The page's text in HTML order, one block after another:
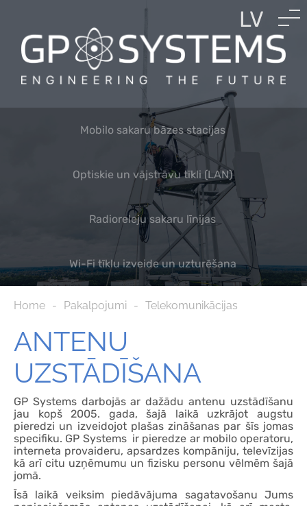
Mobilo sakaru bāzes stacijas
Optiskie un vājstrāvu tīkli (LAN)
Radioreleju sakaru līnijas
Wi-Fi tīklu izveide un uzturēšana
Home Pakalpojumi Telekomunikācijas
ANTENU
UZSTĀDĪŠANA
GP Systems darbojās ar dažādu antenu uzstādīšanu
jau kopš 2005. gada, šajā laikā uzkrājot augstu
pieredzi un izveidojot plašas zināšanas par šīs jomas
specifiku. GP Systems ir pieredze ar mobilo operatoru,
interneta provaideru, apsardzes kompāniju, televīzijas
kā arī citu uzņēmumu un fizisku personu vēlmēm šajā
jomā.
Īsā laikā veiksim piedāvājuma sagatavošanu Jums
LV
EN
RU